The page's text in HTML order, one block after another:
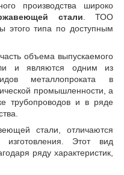
производства широко
стали. ТОО
этого типа по доступным
объема выпускаемого
и являются одним из
металлопроката в
промышленности, а
трубопроводов и в ряде
стали, отличаются
Этот вид
ряду характеристик,